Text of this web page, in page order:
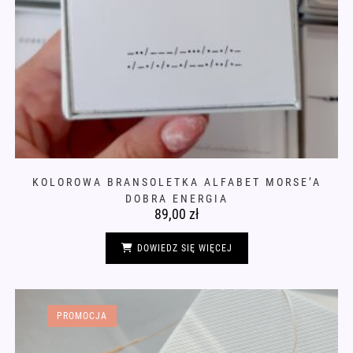
KOLOROWA BRANSOLETKA ALFABET MORSE’A
DOBRA ENERGIA
89,00 zł
DOWIEDZ SIĘ WIĘCEJ
PROMOCJA